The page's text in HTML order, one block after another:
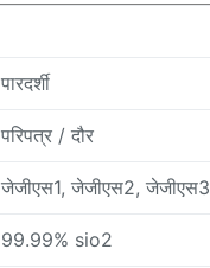
पारदर्शी
परिपत्र / दौर
जेजीएस1, जेजीएस2, जेजीएस3
99.99% sio2